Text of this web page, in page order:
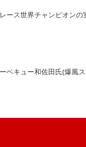
ース世界チャンピオンの
ベキュー和佐田氏(爆風